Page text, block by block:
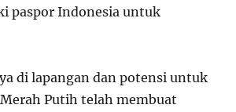
paspor Indonesia untuk
di lapangan dan potensi untuk
Putih telah membuat